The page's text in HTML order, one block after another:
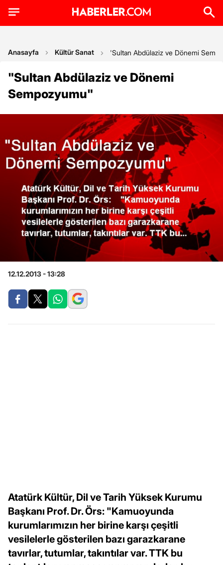
Anasayfa Kültür Sanat 'Sultan Abdülaziz ve Dönemi
"Sultan Abdülaziz ve Dönemi
Sempozyumu"
12.12.2013 - 13:28
Atatürk Kültür, Dil ve Tarih Yüksek Kurumu
Başkanı Prof. Dr. Örs: "Kamuoyunda
kurumlarımızın her birine karşı çeşitli
vesilelerle gösterilen bazı garazkarane
tavırlar, tutumlar, takıntılar var. TTK bu